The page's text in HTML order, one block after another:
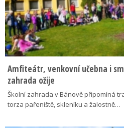
Amfiteátr, venkovní učebna i
zahrada ožije
Školní zahrada v Bánově připomíná
torza pařeniště, skleníku a žalostně…